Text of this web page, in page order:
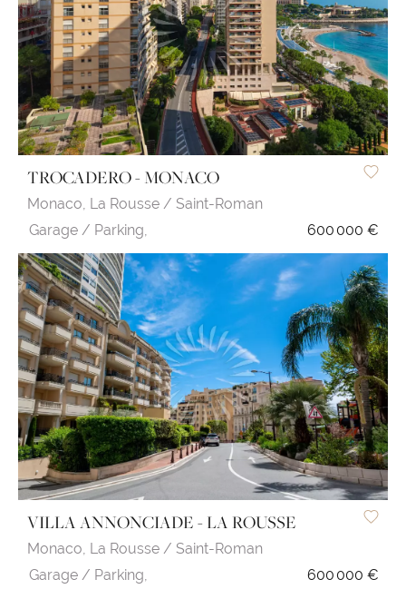
TROCADERO - MONACO
Monaco, La Rousse / Saint-Roman
Garage / Parking,
600 000 €
VILLA ANNONCIADE - LA ROUSSE
Monaco, La Rousse / Saint-Roman
Garage / Parking,
600 000 €